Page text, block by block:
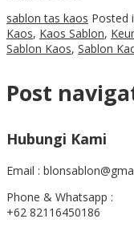
sablon tas kaos Posted
Kaos, Kaos Sablon,
Sablon Kaos, Sablon
Post
Hubungi Kami
Email :
Phone & Whatsapp :
+62 82116450186